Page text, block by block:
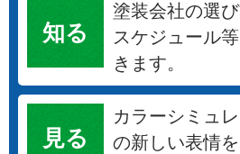
知る
塗装会社の選
スケジュール
きます。
見る
カラーシミュ
の新しい表情